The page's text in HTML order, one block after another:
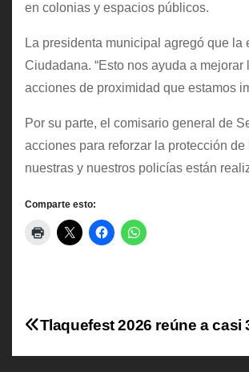
en colonias y espacios públicos.
La presidenta municipal agregó que
Ciudadana. “Esto nos ayuda a
acciones de proximidad que estamos
Por su parte, el comisario general de
acciones para reforzar la protección
nuestras y nuestros policías están
Comparte esto:
N
a
Tlaquefest 2026 reúne a casi